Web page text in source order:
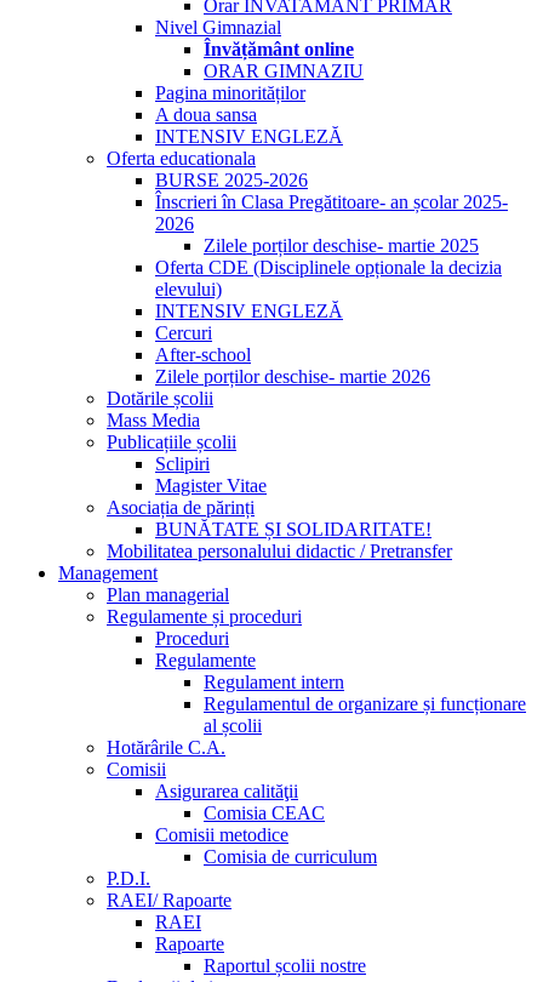
Orar INVATAMANT PRIMAR
Nivel Gimnazial
Învățământ online
ORAR GIMNAZIU
Pagina minorităților
A doua sansa
INTENSIV ENGLEZĂ
Oferta educationala
BURSE 2025-2026
Înscrieri în Clasa Pregătitoare- an școlar 2025-
2026
Zilele porților deschise- martie 2025
Oferta CDE (Disciplinele opționale la decizia
elevului)
INTENSIV ENGLEZĂ
Cercuri
After-school
Zilele porților deschise- martie 2026
Dotările școlii
Mass Media
Publicațiile școlii
Sclipiri
Magister Vitae
Asociația de părinți
BUNĂTATE ȘI SOLIDARITATE!
Mobilitatea personalului didactic / Pretransfer
Management
Plan managerial
Regulamente și proceduri
Proceduri
Regulamente
Regulament intern
Regulamentul de organizare și funcționare
al școlii
Hotărârile C.A.
Comisii
Asigurarea calităţii
Comisia CEAC
Comisii metodice
Comisia de curriculum
P.D.I.
RAEI/ Rapoarte
RAEI
Rapoarte
Raportul școlii nostre